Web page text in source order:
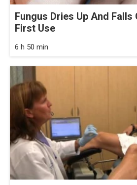
Fungus Dries Up And
First Use
6 h 50 min